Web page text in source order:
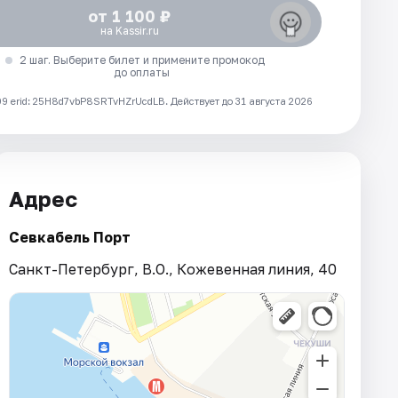
от 1 100 ₽
на Kassir.ru
2 шаг. Выберите билет и примените промокод
до оплаты
25H8d7vbP8SRTvHZrUcdLB. Действует до 31 августа 2026
Адрес
Севкабель Порт
Санкт-Петербург, В.О., Кожевенная линия, 40